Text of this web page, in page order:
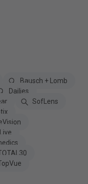
Bausch + Lomb
Dailies
SofLens
Live